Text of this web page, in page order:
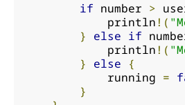
if number >
            println
!(
} else if
            println
!(
} else {
            running
=
}